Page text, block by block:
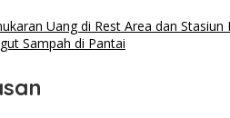
Uang di Rest Area dan Stasiun
Sampah di Pantai